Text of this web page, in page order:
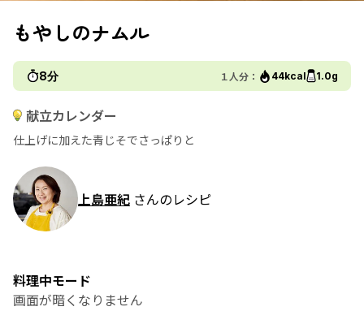
もやしのナムル
8分 １人分： 44kcal 1.0g
献立カレンダー
仕上げに加えた青じそでさっぱりと
上島亜紀 さんのレシピ
料理中モード
画面が暗くなりません